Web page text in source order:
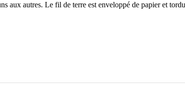
aux autres. Le fil de terre est enveloppé de papier et